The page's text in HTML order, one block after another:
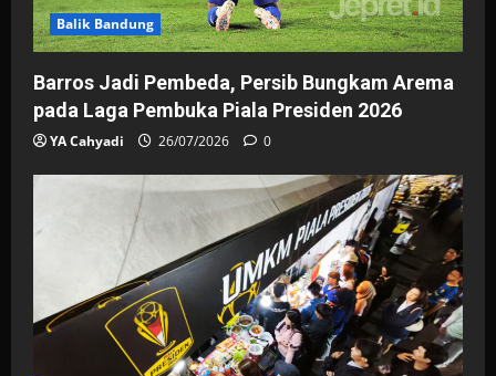
Balik Bandung
Barros Jadi Pembeda, Persib Bungkam Arema
pada Laga Pembuka Piala Presiden 2026
YA Cahyadi 26/07/2026 0